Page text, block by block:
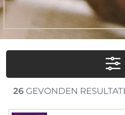
26GEVONDEN